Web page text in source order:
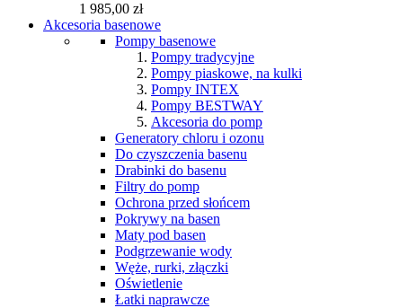
1 985,00 zł
Akcesoria basenowe
Pompy basenowe
Pompy tradycyjne
Pompy piaskowe, na kulki
Pompy INTEX
Pompy BESTWAY
Akcesoria do pomp
Generatory chloru i ozonu
Do czyszczenia basenu
Drabinki do basenu
Filtry do pomp
Ochrona przed słońcem
Pokrywy na basen
Maty pod basen
Podgrzewanie wody
Węże, rurki, złączki
Oświetlenie
Łatki naprawcze